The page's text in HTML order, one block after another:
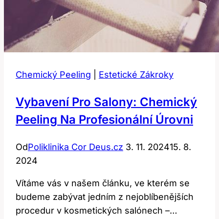
Chemický Peeling Estetické Zákroky
Vybavení Pro Salony: Chemický
Peeling Na Profesionální Úrovni
OdPoliklinika Cor Deus.cz 3. 11. 202415. 8.
2024
Vítáme vás v​ našem článku, ve kterém se
budeme ​zabývat jedním z nejoblíbenějších
procedur v kosmetických salónech –…